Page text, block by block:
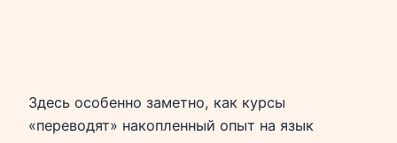
Здесь особенно заметно, как курсы
«переводят» накопленный опыт на язык